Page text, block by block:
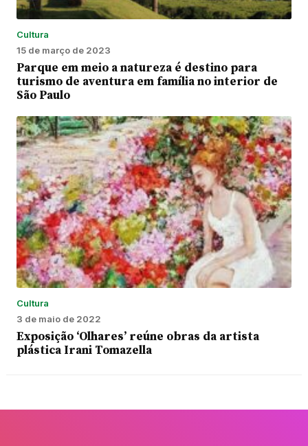
Cultura
15 de março de 2023
Parque em meio a natureza é destino para
turismo de aventura em família no interior de
São Paulo
Cultura
3 de maio de 2022
Exposição ‘Olhares’ reúne obras da artista
plástica Irani Tomazella